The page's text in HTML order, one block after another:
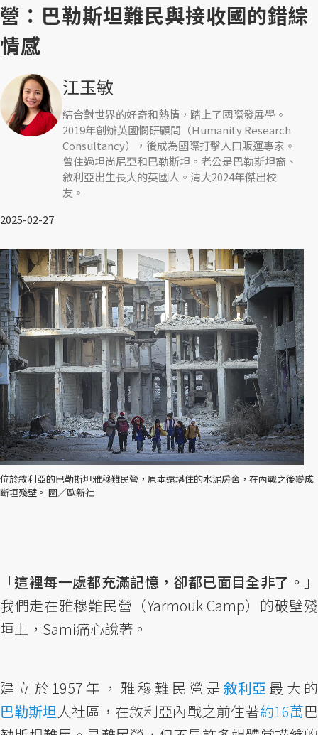
營：巴勒斯坦難民與接收國的錯綜
情感
江玉敏
結合對世界的好奇和熱情，踏上了國際發展學。
2019年創辦英國憫研顧問（Humanity Research
Consultancy），後成為國際打擊人口販運專家。
曾住過坦尚尼亞和巴勒斯坦。老公是巴勒斯坦裔、
敘利亞出生長大的英國人。清大2024年傑出校
友。
2025-02-27
位於敘利亞的巴勒斯坦雅穆難民營，原本還堪住的水泥房舍，在內戰之後變成
斷垣殘壁。 圖／歐新社
「這裡每一處都充滿記憶，卻都已面目全非了。 」
我們走在雅穆難民營（Yarmouk Camp）的破壁殘
垣上，Sami痛心說著。
建立於1957年，雅穆難民營是敘利亞 最大的
巴勒斯坦 人社區，在敘利亞內戰之前住著約16萬巴